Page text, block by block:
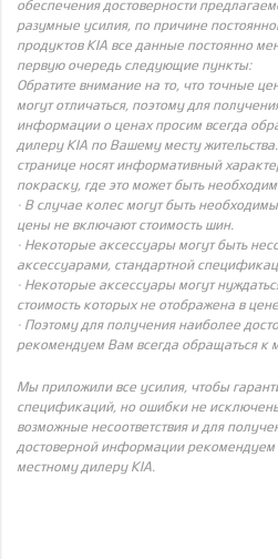
обеспечения достоверности
разумные усилия, по причине
продуктов KIA все данные постоянно
первую очередь следующие пункты:
Обратите внимание на то, что точные
могут отличаться, поэтому для
информации о ценах просим всегда
дилеру KIA по Вашему месту
странице носят информативный
покраску, где это может быть
· В случае колес могут быть
цены не включают стоимость шин.
· Некоторые аксессуары могут быть
аксессуарами, стандартной
· Некоторые аксессуары могут
стоимость которых не отображена в цене.
· Поэтому для получения наиболее
рекомендуем Вам всегда обращаться к
Мы приложили все усилия, чтобы
спецификаций, но ошибки не
возможные несоответствия и для
достоверной информации рекомендуем
местному дилеру KIA.